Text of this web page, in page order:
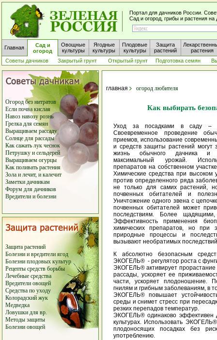
Портал для дачников России.
Сад и огород, грибы и растения
Главная
Сад и
огород
Овощные
культуры
Ягодные
культуры
Плодовые
культуры
Защита
растений
растения
Советы дачников
Закрытый грунт Открытый грунт Подготовка семян
Огород без нитратов
Если почва кислая
Навоз навозу рознь
Грелка для семян
Выращиваем рассаду
Солнце для рассады
Как сажать лук чеснок
Петрушку и сельдерей
Выращиваем огурцы
Как поливать растения
Зола и лечит, и калечит
Заметки дачникам
Форум для дачников
Вредителииболезни
Защита растений
Болезни и вредители ягод
Болезни плодовых культур
Рецепты средств борьбы
Лечебные средства
Вредители овощей
Средства по уходу
Колорадский жук
Медведка
Ловушки для вр.
Методы защиты
Болезни овощей
главная огород любителя
Как выбирать
Уход за посадками в саду –
Своевременное проведение
приемов, использование
и средств защиты растений могут
жизнь обычного дачника и
максимальный урожай.
препаратов на собственном
Химические средства при высоком
против определенного ряда
не только для самих растений,
почвенных обитателей и
Уничтожение одного звена с
почвенных обитателей может
последствиям. Более щадящими,
Эффективность применения
химических препаратов, но при
природные процессы и
вызывают необратимых
К абсолютно безопасным
ЭКОГЕЛЬ® - регулятор роста с
ЭКОГЕЛЬ® активирует прорастание
рассады, ускоряет ее
части, ускоряет плодоношение.
гнилям и грибным заболеваниям, в
ЭКОГЕЛЬ® повышает
среды и снимет стресс при
резких перепадов температур.
ЭКОГЕЛЬ® одинаково
культурах. Использовать
плодоносящих посадках без
употреблению.